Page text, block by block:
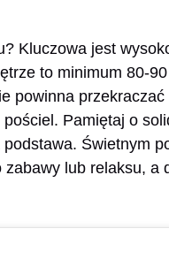
Kluczowa jest
to minimum 80-
powinna
Pamiętaj o
Świetnym
lub relaksu, a